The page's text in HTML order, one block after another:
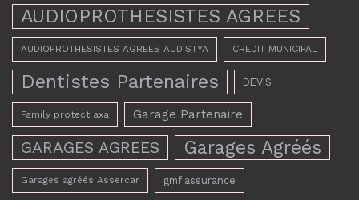
AUDIOPROTHESISTES AGREES
AUDIOPROTHESISTES AGREES AUDISTYA CREDIT MUNICIPAL
Dentistes Partenaires DEVIS
Family protect axa Garage Partenaire
GARAGES AGREES Garages Agréés
Garages agréés Assercar gmf assurance